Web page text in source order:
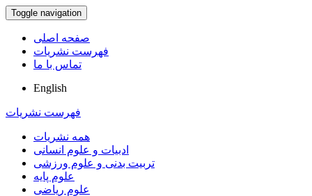
Toggle navigation
صفحه اصلی
فهرست نشریات
تماس با ما
English
فهرست نشریات
همه نشریات
ادبیات و علوم انسانی
تربیت بدنی و علوم ورزشی
علوم پایه
علوم ریاضی